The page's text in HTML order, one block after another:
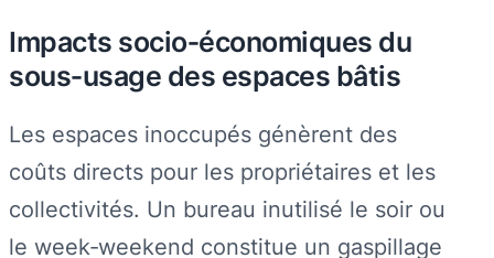
Impacts socio‑économiques du
sous‑usage des espaces bâtis
Les espaces inoccupés génèrent des
coûts directs pour les propriétaires et les
collectivités. Un bureau inutilisé le soir ou
le week‑weekend constitue un gaspillage